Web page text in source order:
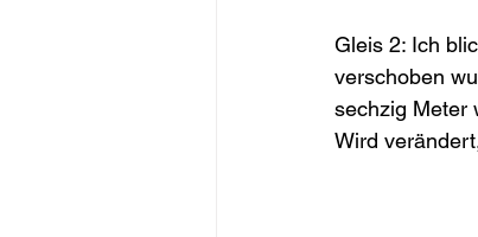
Gleis 2: Ich
verschoben
sechzig Meter
Wird